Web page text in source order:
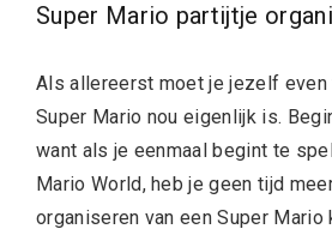
Super Mario partijtje
Als allereerst moet je jezelf even
Super Mario nou eigenlijk is.
want als je eenmaal begint te
Mario World, heb je geen tijd
organiseren van een Super Mario